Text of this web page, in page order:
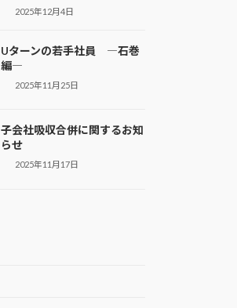
2025年12月4日
Uターンの若手社員 ―石巻
編―
2025年11月25日
子会社吸収合併に関するお知
らせ
2025年11月17日